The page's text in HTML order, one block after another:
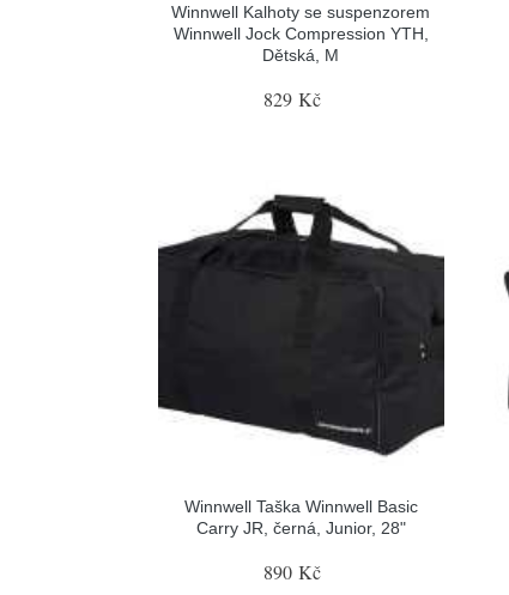
Winnwell Kalhoty se suspenzorem
Winnwell Jock Compression YTH,
Dětská, M
829 Kč
Winnwell Taška Winnwell Basic
Carry JR, černá, Junior, 28"
890 Kč